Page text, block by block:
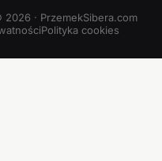
· PrzemekSibera.com
Polityka cookies